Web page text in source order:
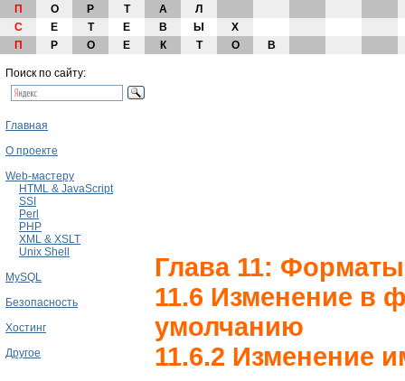
П О Р Т А
Л
С
Е Т Е В Ы
Х
П
Р О Е К Т О В
Поиск по сайту:
Главная
О проекте
Web-мастеру
HTML & JavaScript
SSI
Perl
PHP
XML & XSLT
Unix Shell
MySQL
Безопасность
Хостинг
Другое
Глава 11:
11.6 Изменение в
умолчанию
11.6.2 Изменение